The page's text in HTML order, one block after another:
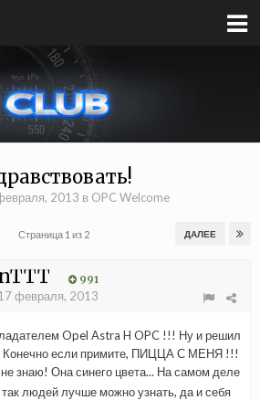
2013 в OPC Welcome
ДАЛЕЕ
Страница 1 из 2
991
февраля, 2013
Opel Astra H OPC !!! Ну и решил
Конечно если примите, ПИЦЦА С МЕНЯ !!!
знаю! Она синего цвета... На самом деле
людей лучше можно узнать, да и себя